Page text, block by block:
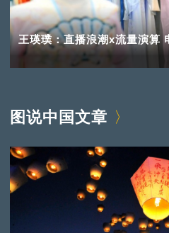
王瑛璞：直播浪潮x流量演算
图说中国文章